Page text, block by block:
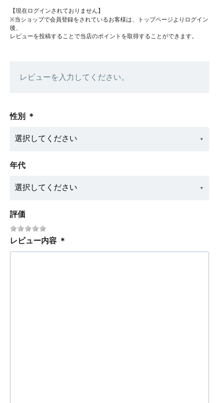
【現在ログインされておりません】
※当ショップで会員登録をされているお客様は、トップページよりログイン
後、
レビューを投稿することで当店のポイントを取得することができます。
レビューを入力してください。
性別 ＊
年代
評価
レビュー内容 ＊